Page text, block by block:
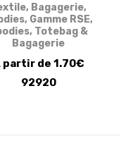
, Bagagerie,
, Gamme RSE,
, Totebag &
Bagagerie
partir de 1.70€
92920